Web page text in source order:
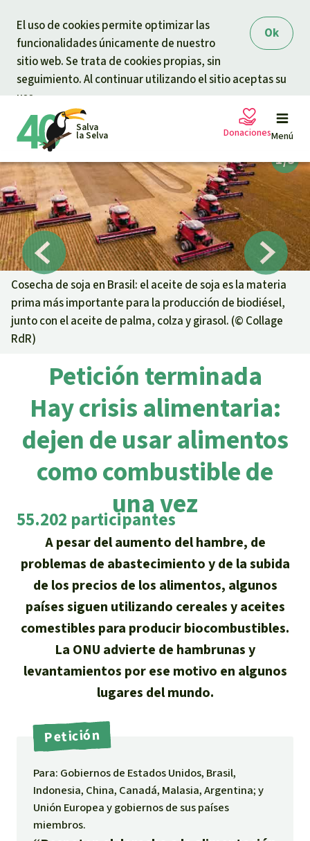
Ok
El uso de cookies permite optimizar las
funcionalidades únicamente de nuestro
sitio web. Se trata de cookies propias, sin
seguimiento. Al continuar utilizando el sitio aceptas su
uso.
Salva
la Selva Menú
Peticiones
Proyectos
Informaciones
Informaciones
Suscribirme al boletín
Prensa
Banners Salva la Selva
Agenda
Clima
Madera tropical
Biodiversidad
Derechos de la Naturaleza
Bioenergía
Agua
Metales
Minería
REDD
Salva la Selva
Acerca de Salva la Selva
40 años Salva la Selva
En los Medios
FAQ
Transparencia
Contacto
Búsqueda
Español
Deutsch
Français
Italiano
Português
Indonesia
Donaciones
Tu donación ayuda
Donación general
Urgen donaciones
Certificados de donación
Donar para un tema
Defensa de la selva
Defensoras y defensores de la
selva
Donar para una región
África
Latinoamérica
Cosecha de soja en Brasil: el aceite de soja es la materia
prima más importante para la producción de biodiésel,
junto con el aceite de palma, colza y girasol. (© Collage
RdR)
Petición terminada
Hay crisis alimentaria:
dejen de usar alimentos
como combustible de
una vez
55.202 participantes
A pesar del aumento del hambre, de
problemas de abastecimiento y de la subida
de los precios de los alimentos, algunos
países siguen utilizando cereales y aceites
comestibles para producir biocombustibles.
La ONU advierte de hambrunas y
levantamientos por ese motivo en algunos
lugares del mundo.
Petición
Para: Gobiernos de Estados Unidos, Brasil,
Indonesia, China, Canadá, Malasia, Argentina; y
Unión Europea y gobiernos de sus países
miembros.